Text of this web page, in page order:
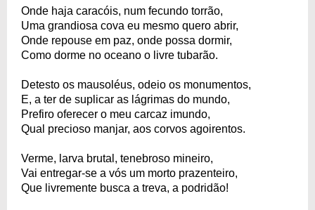
Onde haja caracóis, num fecundo torrão,
Uma grandiosa cova eu mesmo quero abrir,
Onde repouse em paz, onde possa dormir,
Como dorme no oceano o livre tubarão.
Detesto os mausoléus, odeio os monumentos,
E, a ter de suplicar as lágrimas do mundo,
Prefiro oferecer o meu carcaz imundo,
Qual precioso manjar, aos corvos agoirentos.
Verme, larva brutal, tenebroso mineiro,
Vai entregar-se a vós um morto prazenteiro,
Que livremente busca a treva, a podridão!